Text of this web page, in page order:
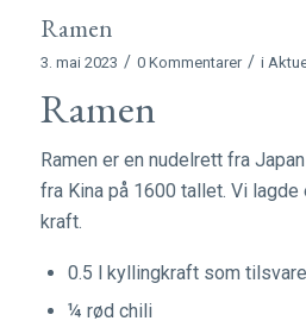
Ramen
3. mai 2023 / 0 Kommentarer / i
Ramen
Ramen er en nudelrett fra
fra Kina på 1600 tallet. Vi
kraft.
0.5 l kyllingkraft som
¼ rød chili